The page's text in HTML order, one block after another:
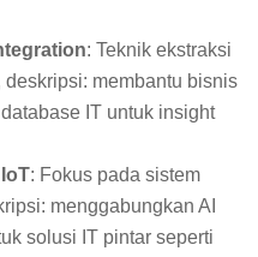
: Teknik ekstraksi
membantu bisnis
IT untuk insight
: Fokus pada sistem
menggabungkan AI
solusi IT pintar seperti